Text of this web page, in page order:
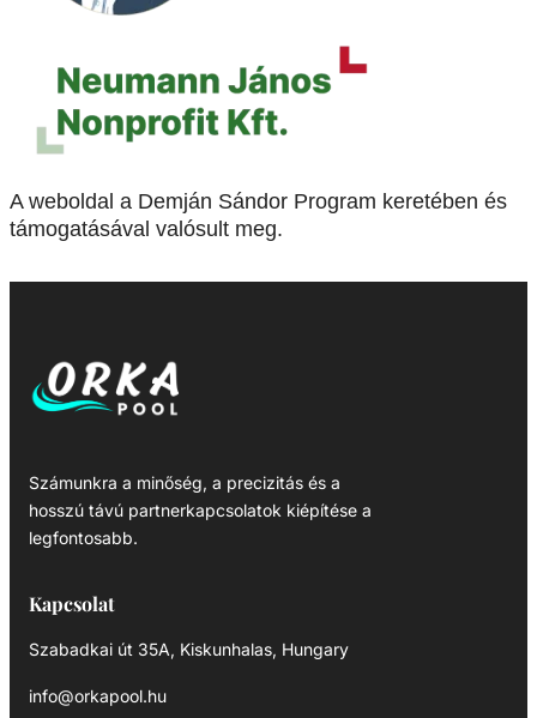
A weboldal a Demján Sándor Program keretében és
támogatásával valósult meg.
Számunkra a minőség, a precizitás és a
hosszú távú partnerkapcsolatok kiépítése a
legfontosabb.
Kapcsolat
Szabadkai út 35A, Kiskunhalas, Hungary
info@orkapool.hu